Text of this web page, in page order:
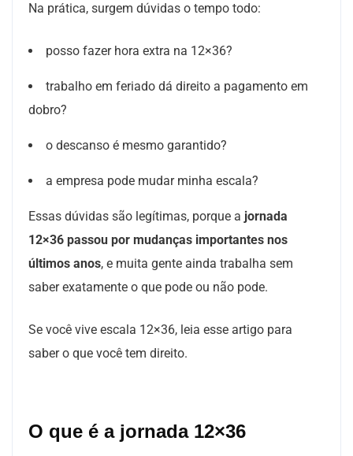
Na prática, surgem dúvidas o tempo todo:
posso fazer hora extra na 12×36?
trabalho em feriado dá direito a pagamento em
dobro?
o descanso é mesmo garantido?
a empresa pode mudar minha escala?
Essas dúvidas são legítimas, porque a jornada
12×36 passou por mudanças importantes nos
últimos anos, e muita gente ainda trabalha sem
saber exatamente o que pode ou não pode.
Se você vive escala 12×36, leia esse artigo para
saber o que você tem direito.
O que é a jornada 12×36